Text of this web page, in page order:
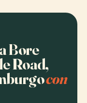
Bore
Road,
con